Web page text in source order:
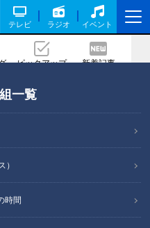
テレビ ラジオ イベント
ピックアップ 新着記事
一覧
）
時間
お取り寄せ「春
戻る